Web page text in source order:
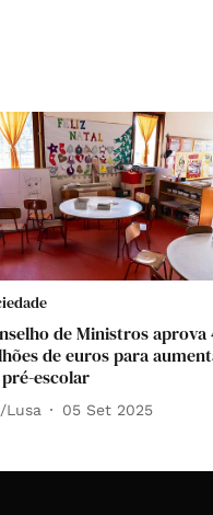
de Ministros aprova
de euros para
escolar
Lusa 05 Set 2025